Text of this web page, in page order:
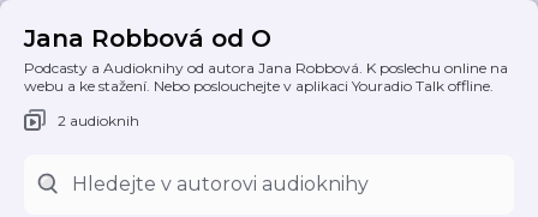
Jana Robbová od O
Podcasty a Audioknihy od autora Jana Robbová. K poslechu online na
webu a ke stažení. Nebo poslouchejte v aplikaci Youradio Talk offline.
2 audioknih